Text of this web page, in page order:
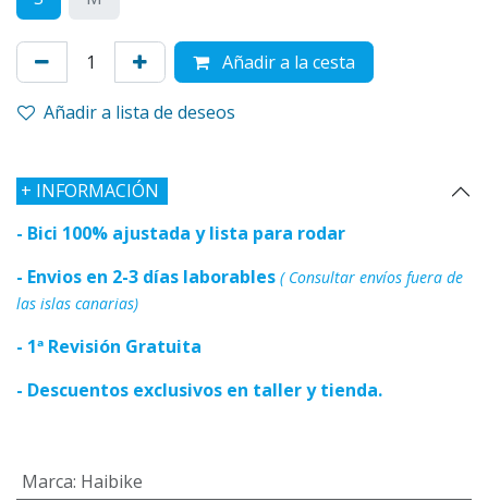
Añadir a la cesta
Añadir a lista de deseos
+ INFORMACIÓN
- Bici 100% ajustada y lista para rodar
- Envios en 2-3 días laborables ( Consultar envíos fuera de
las islas canarias)
- 1ª Revisión Gratuita
- Descuentos exclusivos en taller y tienda.
Marca: Haibike